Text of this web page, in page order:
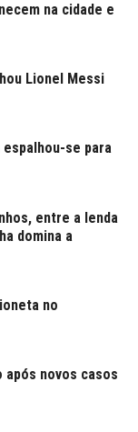
na cidade e
Lionel Messi
se para
entre a lenda
domina a
no
após novos casos